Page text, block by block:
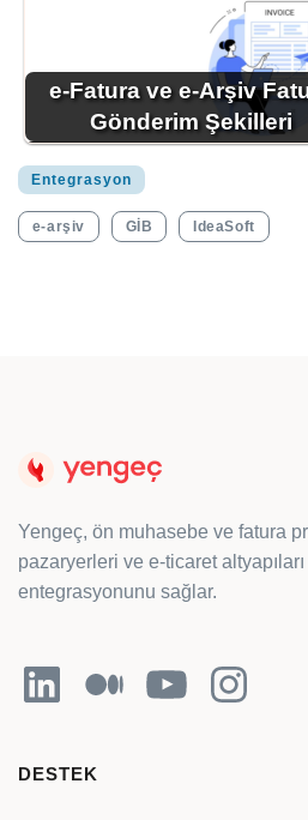
e-Fatura ve e-Arşiv
Gönderim Şekilleri
Entegrasyon
e-arşiv GİB IdeaSoft
Yengeç, ön muhasebe ve fatura
pazaryerleri ve e-ticaret
entegrasyonunu sağlar.
LinkedInOrta YouTubeInstagram
DESTEK